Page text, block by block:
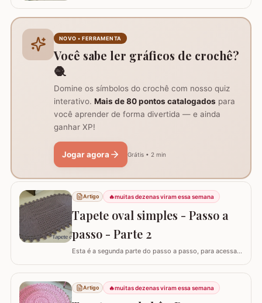
multicolor para contorno, flores e folhas. Se for utilizar
como trilho de mesa aconselho um fio…
NOVO • FERRAMENTA
Você sabe ler gráficos de crochê?
🧶
Domine os símbolos do crochê com nosso quiz
interativo. Mais de 80 pontos catalogados para
você aprender de forma divertida — e ainda
ganhar XP!
Jogar agora Grátis • 2 min
Artigo 🔥muitas dezenas viram essa semana
Tapete oval simples - Passo a
passo - Parte 2
Esta é a segunda parte do passo a passo, para acessar
simples - Parte 1 A lista de materiais é para fazer o
tapete completo. ATENÇÃO: Não autorizo PAP’s e
videoaulas, sujeito a processo por direitos autorais. Lei
Artigo 🔥muitas dezenas viram essa semana